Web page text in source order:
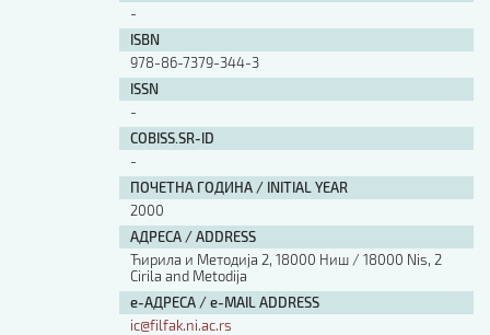
-
ISBN
978-86-7379-344-3
ISSN
-
COBISS.SR-ID
-
ПОЧЕТНА ГОДИНА / INITIAL YEAR
2000
АДРЕСА / ADDRESS
Ћирила и Методија 2, 18000 Ниш / 18000 Nis, 2
Cirila and Metodija
е-АДРЕСА / e-MAIL ADDRESS
ic@filfak.ni.ac.rs